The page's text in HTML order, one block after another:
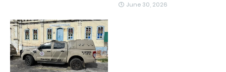
June 30, 2026